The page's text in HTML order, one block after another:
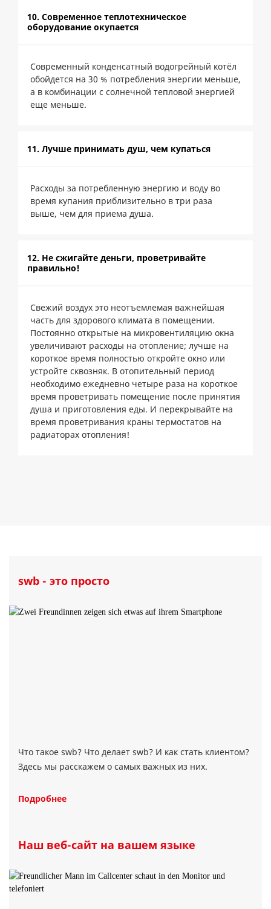
10. Современное теплотехническое
оборудование окупается
Современный конденсатный водогрейный котёл
обойдется на 30 % потребления энергии меньше,
а в комбинации с солнечной тепловой энергией
еще меньше.
11. Лучше принимать душ, чем купаться
Расходы за потребленную энергию и воду во
время купания приблизительно в три раза
выше, чем для приема душа.
12. Не сжигайте деньги, проветривайте
правильно!
Свежий воздух это неотъемлемая важнейшая
часть для здорового климата в помещении.
Постоянно открытые на микровентиляцию окна
увеличивают расходы на отопление; лучше на
короткое время полностью откройте окно или
устройте сквозняк. В отопительный период
необходимо ежедневно четыре раза на короткое
время проветривать помещение после принятия
душа и приготовления еды. И перекрывайте на
время проветривания краны термостатов на
радиаторах отопления!
swb - это просто
Что такое swb? Что делает swb? И как стать клиентом?
Здесь мы расскажем о самых важных из них.
Подробнее
Наш веб-сайт на вашем языке